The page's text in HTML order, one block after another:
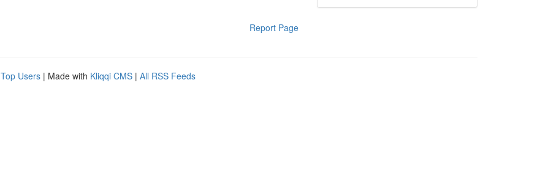
Report Page
Top Users | Made with Kliqqi CMS | All RSS Feeds